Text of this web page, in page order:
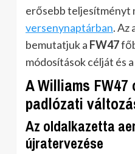
erősebb teljesítményt
versenynaptárban. Az
bemutatjuk a FW47
módosítások célját és
A Williams
padlózati
Az oldalkazetta
újratervezése